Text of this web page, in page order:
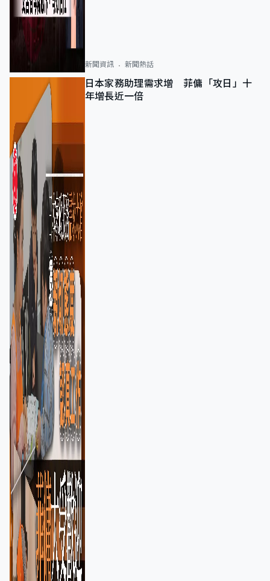
新聞資訊 新聞熱話
日本家務助理需求增 菲傭「攻日」十
年增長近一倍